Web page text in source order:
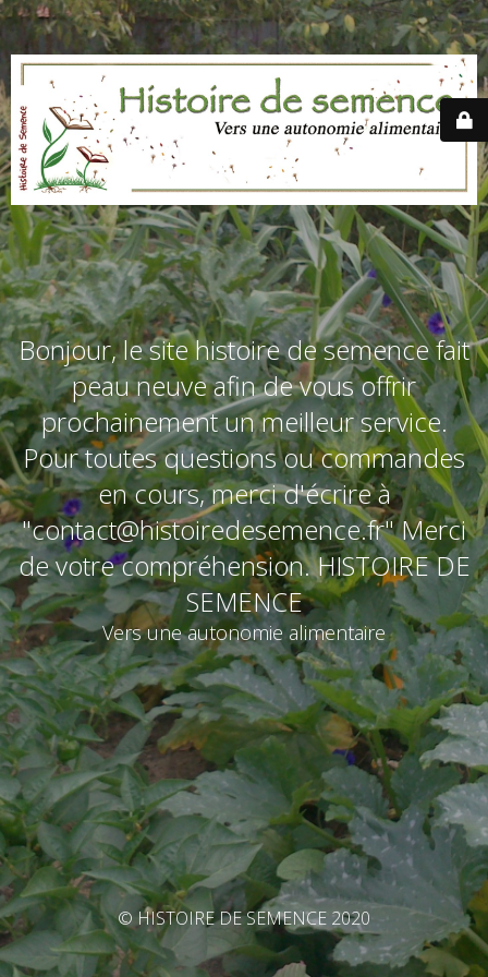
Bonjour, le site histoire de semence fait
peau neuve afin de vous offrir
prochainement un meilleur service.
Pour toutes questions ou commandes
en cours, merci d'écrire à
"contact@histoiredesemence.fr" Merci
de votre compréhension. HISTOIRE DE
SEMENCE
Vers une autonomie alimentaire
© HISTOIRE DE SEMENCE 2020